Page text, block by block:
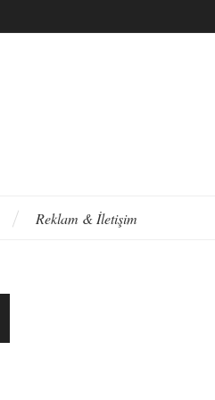
Reklam & İletişim